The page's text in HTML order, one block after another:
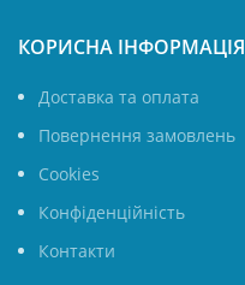
КОРИСНА ІНФОРМАЦІЯ
Доставка та оплата
Повернення замовлень
Cookies
Конфіденційність
Контакти